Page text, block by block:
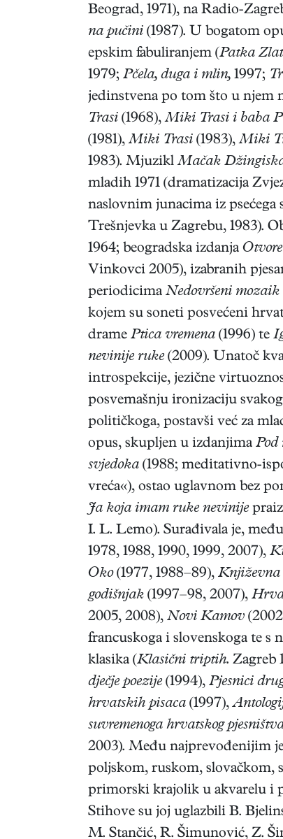
Beograd, 1971), na Radio-
na pučini (1987). U bogatom
epskim fabuliranjem (Patka
1979; Pčela, duga i mlin, 1997;
jedinstvena po tom što u njem
Trasi (1968),Miki Trasi i baba
(1981),Miki Trasi (1983),Miki
1983). MjuziklMačak
mladih 1971 (dramatizacija
naslovnim junacima iz
Trešnjevka u Zagrebu, 1983).
1964; beogradska izdanja
Vinkovci 2005), izabranih
periodicima Nedovršeni mozaik
kojem su soneti posvećeni
drame Ptica vremena (1996) te
nevinije ruke (2009). Unatoč
introspekcije, jezične
posvemašnju ironizaciju
političkoga, postavši već za
opus, skupljen u izdanjima Pod
svjedoka (1988; meditativno-
vreća«), ostao uglavnom bez
Ja koja imam ruke nevinije
I. L. Lemo). Surađivala je,
1978, 1988, 1990, 1999, 2007),
Oko(1977, 1988–89), Književna
godišnjak (1997–98, 2007),
2005, 2008), Novi Kamov
francuskoga i slovenskoga te s
klasika (Klasični triptih. Zagreb
dječje poezije (1994), Pjesnici
hrvatskih pisaca (1997),
suvremenoga hrvatskog
2003). Među najprevođenijim
poljskom, ruskom, slovačkom,
primorski krajolik u akvarelu i
Stihove su joj uglazbili B.
M. Stančić, R. Šimunović, Z.